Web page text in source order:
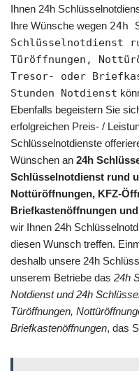
Ihnen 24h
Ihre Wünsche wegen 24h
Schlüsselnotdienst
Türöffnungen,
Tresor- oder
Stunden Notdienst
Ebenfalls begeistern Sie
erfolgreichen Preis- /
Schlüsselnotdienste
Wünschen an 24h
Schlüsselnotdienst rund
Nottüröffnungen, KFZ-
Briefkastenöffnungen
wir Ihnen 24h
diesen Wunsch treffen.
deshalb unsere 24h
unserem Betriebe das 24h
Notdienst und 24h
Türöffnungen,
Briefkastenöffnungen, das